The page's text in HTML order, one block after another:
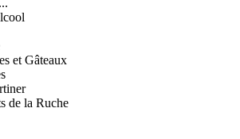
et Gâteaux
de la Ruche